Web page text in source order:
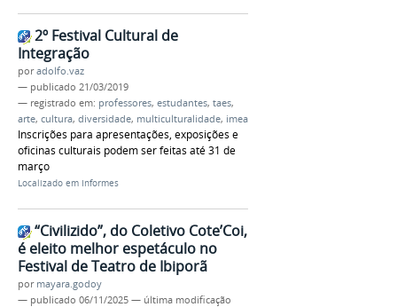
2º Festival Cultural de
Integração
poradolfo.vaz
— publicado 21/03/2019
— registrado em: professores, estudantes, taes,
arte, cultura, diversidade, multiculturalidade, imea
Inscrições para apresentações, exposições e
oficinas culturais podem ser feitas até 31 de
março
Localizado em Informes
“Civilizido”, do Coletivo Cote’Coi,
é eleito melhor espetáculo no
Festival de Teatro de Ibiporã
por mayara.godoy
— publicado 06/11/2025 — última modificação